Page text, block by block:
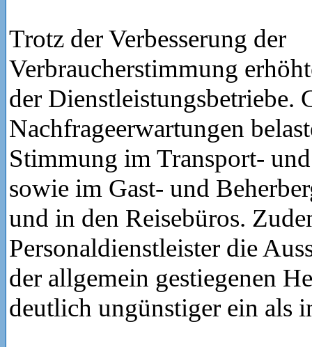
Trotz der Verbesserung der
Verbraucherstimmung
der Dienstleistungsbetriebe.
Nachfrageerwartungen
Stimmung im Transport-
sowie im Gast- und
und in den Reisebüros.
Personaldienstleister die
der allgemein gestiegenen
deutlich ungünstiger ein als